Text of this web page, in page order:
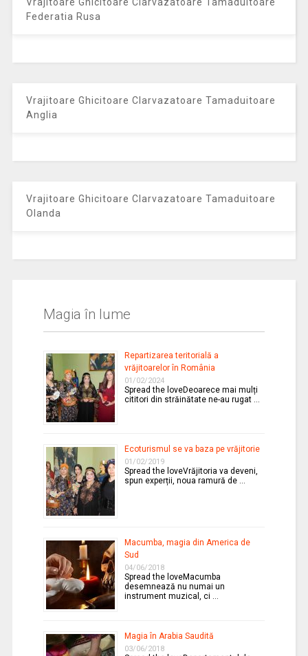
Federatia Rusa
Vrajitoare Ghicitoare Clarvazatoare Tamaduitoare
Anglia
Vrajitoare Ghicitoare Clarvazatoare Tamaduitoare
Olanda
Magia în lume
Repartizarea teritorială a
vrăjitoarelor în România
01/02/2024
Spread the loveDeoarece mai mulți
cititori din străinătate ne-au rugat …
Ecoturismul se va baza pe vrăjitorie
01/02/2019
Spread the loveVrăjitoria va deveni,
spun experții, noua ramură de …
Macumba, magia din America de
Sud
04/06/2018
Spread the loveMacumba
desemnează nu numai un
instrument muzical, ci …
Magia în Arabia Saudită
03/06/2018